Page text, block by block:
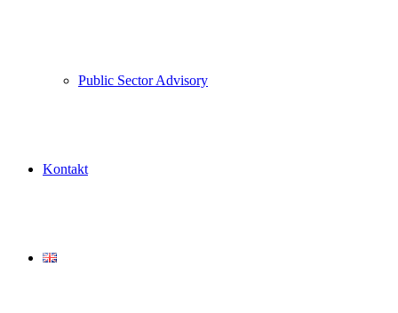
Public Sector Advisory
Kontakt